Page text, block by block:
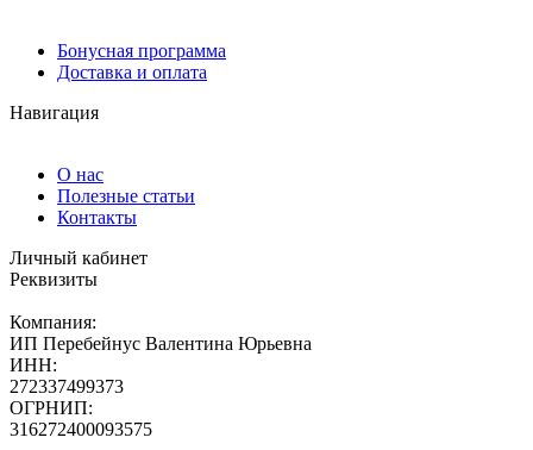
Бонусная программа
Доставка и оплата
Навигация
О нас
Полезные статьи
Контакты
Личный кабинет
Реквизиты
Компания:
ИП Перебейнус Валентина Юрьевна
ИНН:
272337499373
ОГРНИП:
316272400093575